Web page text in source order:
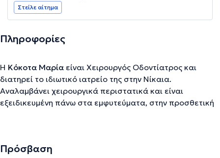
Στείλε αίτημα
Πληροφορίες
Η Κόκοτα Μαρία είναι Χειρουργός Οδοντίατρος και
διατηρεί το ιδιωτικό ιατρείο της στην Νίκαια.
Αναλαμβάνει χειρουργικά περιστατικά και είναι
εξειδικευμένη πάνω στα εμφυτεύματα, στην προσθετική
Νίκαια, όπου αναλαμβάνει όλο το εύρος των
Πρόσβαση